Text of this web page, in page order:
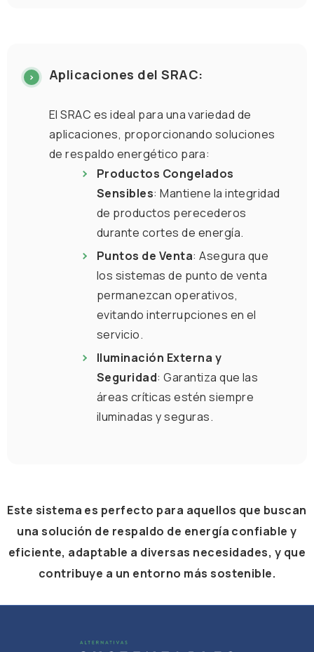
Aplicaciones del SRAC:
El SRAC es ideal para una variedad de
aplicaciones, proporcionando soluciones
de respaldo energético para:
Productos Congelados
Sensibles: Mantiene la integridad
de productos perecederos
durante cortes de energía.
Puntos de Venta: Asegura que
los sistemas de punto de venta
permanezcan operativos,
evitando interrupciones en el
servicio.
Iluminación Externa y
Seguridad: Garantiza que las
áreas críticas estén siempre
iluminadas y seguras.
Este sistema es perfecto para aquellos que buscan
una solución de respaldo de energía confiable y
eficiente, adaptable a diversas necesidades, y que
contribuye a un entorno más sostenible.